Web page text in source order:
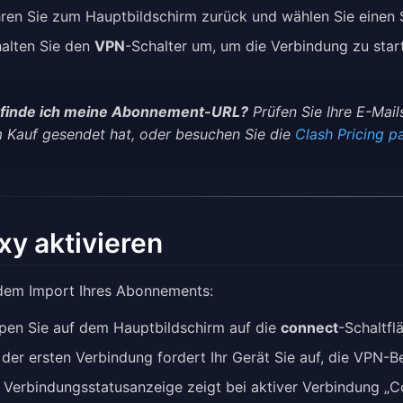
Sie zum Hauptbildschirm zurück und wählen Sie einen
Sie den VPN-Schalter um, um die Verbindung zu
ich meine Abonnement-URL? Prüfen Sie Ihre E-
Kauf gesendet hat, oder besuchen Sie die Clash Pricing
aktivieren
Import Ihres Abonnements:
Sie auf dem Hauptbildschirm auf die connect-
der ersten Verbindung fordert Ihr Gerät Sie auf, die
Verbindungsstatusanzeige zeigt bei aktiver Verbindung